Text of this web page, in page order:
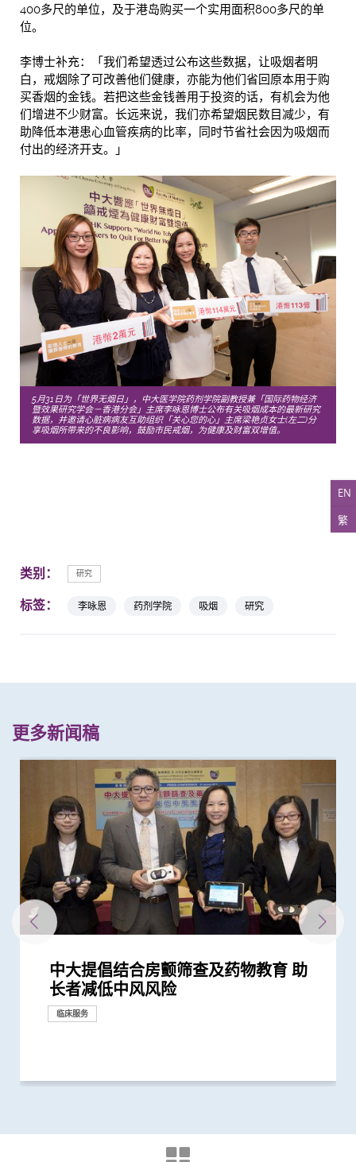
EN
繁
400多尺的单位，及于港岛购买一个实用面积800多尺的单
位。
李博士补充：「我们希望透过公布这些数据，让吸烟者明
白，戒烟除了可改善他们健康，亦能为他们省回原本用于购
买香烟的金钱。若把这些金钱善用于投资的话，有机会为他
们增进不少财富。长远来说，我们亦希望烟民数目减少，有
助降低本港患心血管疾病的比率，同时节省社会因为吸烟而
付出的经济开支。」
5月31日为「世界无烟日」，中大医学院药剂学院副教授兼「国际药物经济
暨效果研究学会－香港分会」主席李咏恩博士公布有关吸烟成本的最新研究
数据，并邀请心脏病病友互助组织「关心您的心」主席梁艳贞女士(左二)分
享吸烟所带来的不良影响，鼓励市民戒烟，为健康及财富双增值。
类别： 研究
标签： 李咏恩 药剂学院 吸烟 研究
更多新闻稿
中大提倡结合房颤筛查及药物教育 助
长者减低中风风险
临床服务
中大研究发现外展计划有效改善隐蔽长
者的生活质素及用药问题
研究
中大研发新型抗病毒分子骨架 有助研
发安全高效药物应付病毒变异
研究
中大证实美沙酮於心脏手术后止痛效果
远胜吗啡 急性疼痛减轻六成 鸦片
类药物依赖性降低近七成
赛马会药健同心药物支援网络 —
「药」动社区同乐日 推广社区药剂师
专业服务 提升用药安全意识与自我健...
中大医学院揭示可发酵碳水化合物饮食
介入治疗 可加强二甲双胍 metformin
预防2型糖尿病疗效
中大发现调整生活方式的介入治疗方案
可减轻近七成爱滋病病毒感染者的代谢
性脂肪肝病情
中大研究揭示未来十年香港每千人将有
一人患上炎症性肠病 医疗负担飙升至
每年逾四亿港元 情况急需正视
中大医学院开创儿童宏基因组组装基因
组数据库（MAGIC） 促进生命早期微
生物群研究
中大医学院成功改良银杏提取物 推动
神经退化性疾病药物的开发
研究
中大开创能精确调控人类活细胞蛋白质
的新方法 有望为多种疾病开发新药物
治疗
中大研究估算在本港新冠Omicron病
毒流行期间 半数感染个案未被发现
研究
医务衞生局到访中大医学院 参观先进
医学教研设施 与教职员及学生会面交
流
中大何善衡传染病研究中心成立
捐款
中大医科生研究发现STK3激酶促进胃
癌发展 可作为独立预后指标
教育
中大研究发现半数受访儿童癌症康复者
曾使用替代补充疗法 或存在「药疗相
互作用」风险
中大与港大医学院带领国际科研团队发
现丙肝药物可治新冠肺炎
研究
中大医学院与海外外科专家联合建议
新冠患者将手术延后七星期以减低死亡
风险
中大医学院联同全球糖尿病知名专家合
作四年 为《刺针》制定糖尿病多元综
合策略
中大医学院研究显示吸烟为全球膀胱癌
主因 联同多国专家制订「经尿道膀胱
肿瘤整块切除术」的临床指引
中大成功完成全球首宗利用内镜手术机
械人进行内镜黏膜下剥离术治大肠癌
外科创新技术
中大全基因组测序技术为惯性流产夫妇
作更精准的遗传病因检测及诊断
研究
中大医学院公布「2019新型冠状病毒社
区研究」结果
研究
婴儿肠道菌群影响一生 中大团队研
「三岁定八十」之谜
研究
中大研究发现田园生活有助预防儿童罹
患哮喘
研究
患有多囊卵巢综合症华人女性的糖尿病
风险是非患病人士的4倍
研究
多元化预防衰老活动有助减低衰老状况
逾8成「前期衰老」长者逆转为「非衰
老」
中大改良英国胎儿医学基金会之「三重
检测方法」 证可提升亚洲孕妇「早产
妊娠毒血症检出率」一倍
中大率先引入全基因组测序技术作胎儿
产前诊断
研究
中大率国际研究 订治疗肺癌基因变异
新典范
研究
中大公布「动脉粥样硬化」形成新发现
揭示心血管疾病治疗新方向
研究
中大推全球首项运用「单细胞基因技
术」检测卵子质素研究 破解卵子老化
及女性不育之谜
中大公布全球首项「针对亚士匹灵引致
肠道出血」的新发现 停服亚士匹灵可
增加患严重心血管疾病及死亡风险逾...
中大研究发现每5名糖尿病患者中 1人
因脂肪肝引致严重肝纤维化或肝硬化
研究
中大成立周佩芳认知障碍预防研究中心
设立一站式简易网站提供认知障碍症资
讯
中大全球首项研究确认新大肠癌高风险
群组
研究
中大进行亚洲首项家居清洁剂对儿童健
康影响的全面流行病学研究 发现经常
使用家居清洁剂可增加引发儿童鼻炎...
中大成立全球首个华人「早发性认知障
碍症」研究登记册
研究
中大港大率先应用3D打印技术于复杂
心脏手术
研究
中大与全球30多国专家合作研究 发现
小中风新药物疗法
研究
中大与多国中风专家领导一项全球研究
发现及早评估与治疗「小中风」可降低
七成中风风险
中大研究发现本地每5名口咽癌患者1人
感染HPV病毒 推公众筛查以了解口腔感
染HPV情况
中大就七种常见呼吸道病毒进行全港首
个流行病学分析 发现「呼吸道合胞病
毒」及「甲型流感」为两大致命病毒
中大联同国际专家发现引致脑退化基
因 为治疗及预防「阿兹海默氏症」带
来新方向
中大推全港首个「多发性硬化症」中西
医结合治疗先导计划 助患者控制病情
并纾缓疲劳及认知症状
中大公布亚洲首项针对肥胖「睡眠窒息
症」患者生活模式研究 证实个人化辅
导疗程有效减轻病情
中大研究「肠道微生物移植」治疗难辨
梭菌感染 治愈率为传统抗生素治疗的3
倍
中大成功研发新物料有助骨质疏松性骨
折固定和愈合 可缩短三成愈合时间 提
升三成骨骼强度
中大医学院许树昌教授于《刺针》发表
评论新沙士文章 强调医院感染控制措
施对控制疫情极为重要
中大倡议新药物治疗标准逆转脑血管硬
化
研究
中大最新研究揭示本港每年逾十万非酒
精性脂肪肝新症
研究
中大发现本港孕妇乙肝带菌率维持偏高
与25年前未引入初生婴儿全面疫苗计划
时相若
中大医科生研究发现本港高血压人士药
物依从性未如理想 仅五成患者血压受
控
中大研究指朋侪关顾 可减少受情绪困
扰之糖尿患者住院百分比
研究
中大与养和医院携手研究 发现抑郁症
患者出现睡眠行为障碍或是脑退化先兆
研究
社区衰老状况筛查 发现65岁或以上的
社区人口中 过半已踏入前期衰老
研究
中大成立一期临床研究中心 加强本地
新药开发
研究
中大公布香港市民运动模式与情绪病风
险研究 揭示身心运动有助减低情绪病
风险
香港中文大学成立消化疾病研究国家重
点实验室 提升消化道疾病诊治水平
造福人类健康
中大公布香港慢性肾病透析患者就业研
究并提倡中末期患者接受透析前的早期
教育计划
中大研究发现成年人及长者感染呼吸道
合胞病毒和流感病毒可致命
研究
中大公布小中风的最新药物治疗方法
研究
香港和澳门的炎症性肠病新增个案高踞
亚太区首三位 中大成立资料库助市民
增加认知
中大评估及治疗逾300名因吸食氯胺酮
而患有排尿功能障碍青年 最新研究证
实综合消炎治疗能显著改善病情
香港中文大学研究发现，身体和认知活
动可以维护与改进轻度认知损害患者的
大脑功能
中大推全港大型「鼻咽癌血液测试研究
计划」 现招募二万名市民参与 冀有效
侦测早期患者
中大研究揭示轻度听障对儿童学习及言
语的影响 现招募听障学童参与研究计
划以探讨复康介入成效
中大发现四成冠心病高危人士患有大肠
癌前期肿瘤
研究
中大及港大研究团队携手成功发现脑痫
新基因标记
研究